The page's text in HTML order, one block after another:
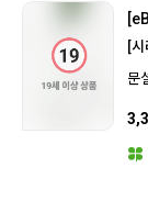
[시
문